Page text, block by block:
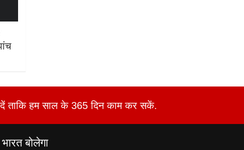
ताकि हम साल के 365 दिन काम कर सकें.
भारत बोलेगा